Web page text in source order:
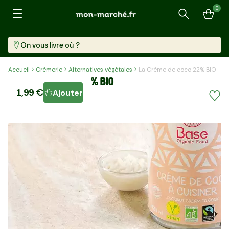
Recherche
0
On vous livre où ?
Accueil Crèmerie Alternatives végétales La Crème de coco 22% BIO
La Crème de coco 22% BIO
4,98 €/l
1,99 € Ajouter